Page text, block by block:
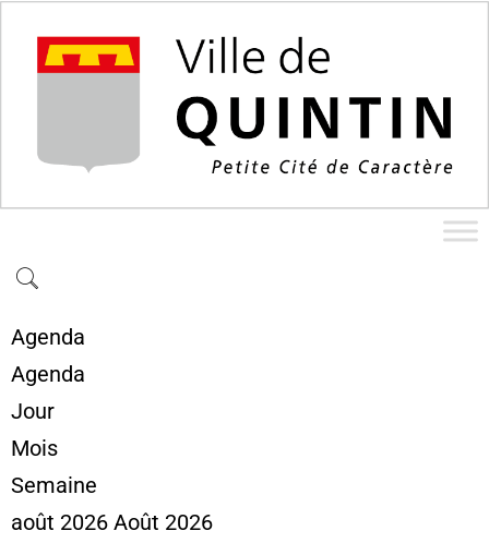
Agenda
Agenda
Jour
Mois
Semaine
août 2026 Août 2026